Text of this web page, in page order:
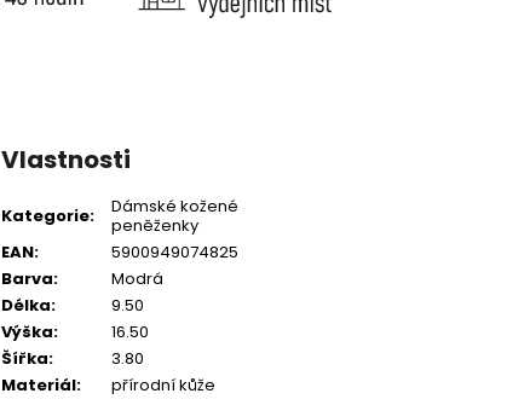
Vlastnosti
Kategorie:
Dámské kožené
peněženky
EAN:
5900949074825
Barva:
Modrá
Délka:
9.50
Výška:
16.50
Šířka:
3.80
Materiál: přírodní kůže